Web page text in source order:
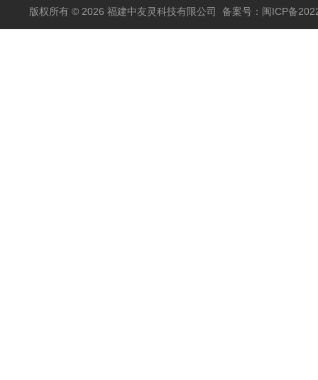
版权所有 © 2026 福建中友灵科技有限公司 备案号：闽ICP备